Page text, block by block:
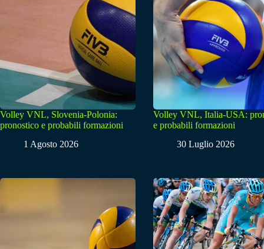
Volley VNL, Slovenia-Polonia:
pronostico e probabili formazioni
1 Agosto 2026
Volley VNL, Italia-USA:
e probabili formazioni
30 Luglio 2026